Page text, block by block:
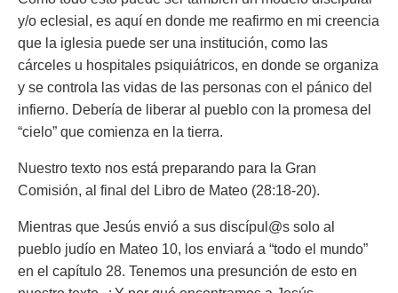
y/o eclesial, es aquí en donde me reafirmo en mi creencia
que la iglesia puede ser una institución, como las
cárceles u hospitales psiquiátricos, en donde se organiza
y se controla las vidas de las personas con el pánico del
infierno. Debería de liberar al pueblo con la promesa del
“cielo” que comienza en la tierra.
Nuestro texto nos está preparando para la Gran
Comisión, al final del Libro de Mateo (28:18-20).
Mientras que Jesús envió a sus discípul@s solo al
pueblo judío en Mateo 10, los enviará a “todo el mundo”
en el capítulo 28. Tenemos una presunción de esto en